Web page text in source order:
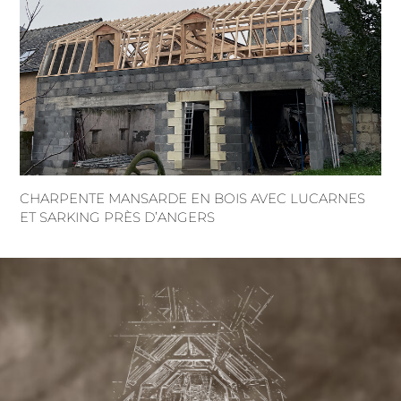
CHARPENTE MANSARDE EN BOIS AVEC LUCARNES
ET SARKING PRÈS D’ANGERS